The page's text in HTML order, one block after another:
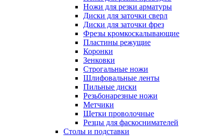
Ножи для резки арматуры
Диски для заточки сверл
Диски для заточки фрез
Фрезы кромкоскалывающие
Пластины режущие
Коронки
Зенковки
Строгальные ножи
Шлифовальные ленты
Пильные диски
Резьбонарезные ножи
Метчики
Щетки проволочные
Резцы для фаскоснимателей
Столы и подставки